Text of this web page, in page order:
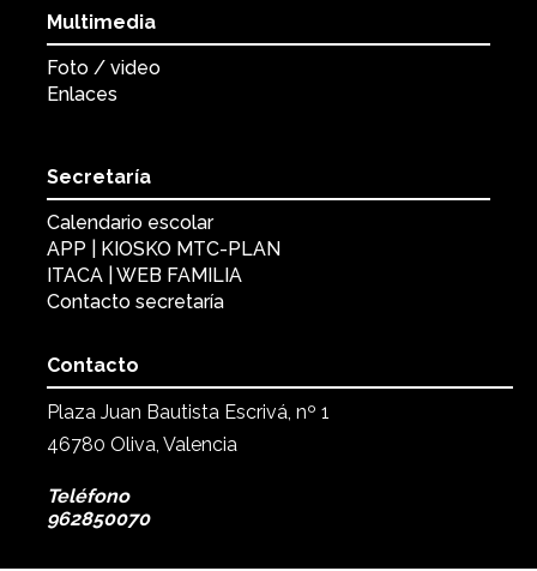
Multimedia
Foto / video
Enlaces
Secretaría
Calendario escolar
APP | KIOSKO MTC-PLAN
ITACA | WEB FAMILIA
Contacto secretaría
Contacto
Plaza Juan Bautista Escrivá, nº 1
46780 Oliva, Valencia
Teléfono
962850070